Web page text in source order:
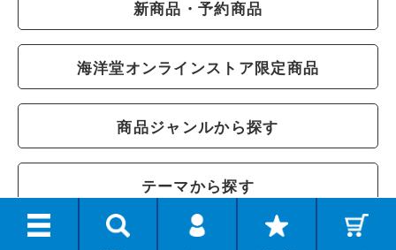
新商品・予約商品
海洋堂オンラインストア限定商品
商品ジャンルから探す
テーマから探す